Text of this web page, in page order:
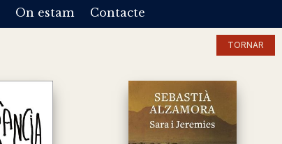
On estam Contacte
TORNAR